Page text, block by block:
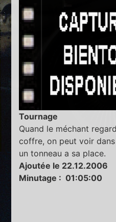
Tournage
Quand le méchant
coffre, on peut voir
un tonneau a sa place.
Ajoutée le 22.12.2006
Minutage : 01:05:00